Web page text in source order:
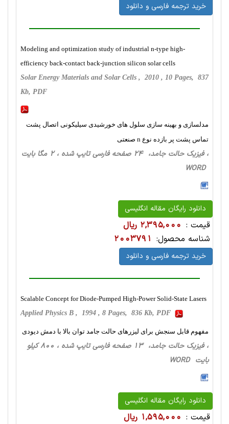
خرید ترجمه فارسی و دانلود
Modeling and optimization study of industrial n-type high-
efficiency back-contact back-junction silicon solar cells
Solar Energy Materials and Solar Cells , 2010 , 10 Pages, 837
Kb, PDF
مدلسازی و بهینه سازی سلول های خورشیدی سیلیکونی اتصال پشت
تماس پشت پر بازده نوع n صنعتی
، فیزیک حالت‌ جامد، 24 صفحه فارسی تایپ شده ، 2 مگا بایت
WORD
دانلود رایگان مقاله انگلیسی
قیمت : 2,395,000 ریال
شناسه محصول: 2003791
خرید ترجمه فارسی و دانلود
Scalable Concept for Diode-Pumped High-Power Solid-State Lasers
Applied Physics B , 1994 , 8 Pages, 836 Kb, PDF
مفهوم قابل سنجش برای لیزرهای حالت جامد توان بالا با دمش دیودی
، فیزیک حالت‌ جامد، 13 صفحه فارسی تایپ شده ، 800 کیلو
بایت WORD
دانلود رایگان مقاله انگلیسی
قیمت : 1,595,000 ریال